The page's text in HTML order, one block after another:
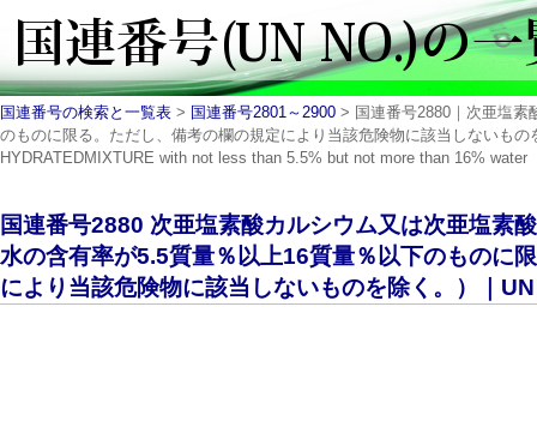
国連番号の検索と一覧表 > 国連番号2801～2900 > 国連番号2880｜次亜塩素
のものに限る。ただし、備考の欄の規定により当該危険物に該当しないも
HYDRATEDMIXTURE with not less than 5.5% but not more than 16% water
国連番号2880 次亜塩素酸カルシウム又は次亜塩素
水の含有率が5.5質量％以上16質量％以下のものに
により当該危険物に該当しないものを除く。）｜